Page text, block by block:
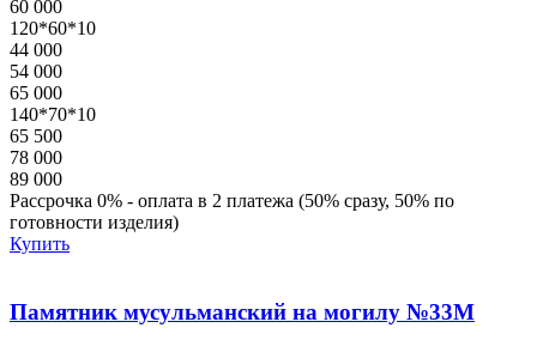
60 000
120*60*10
44 000
54 000
65 000
140*70*10
65 500
78 000
89 000
Рассрочка 0% - оплата в 2 платежа (50% сразу, 50% по
готовности изделия)
Купить
Памятник мусульманский на могилу №33М